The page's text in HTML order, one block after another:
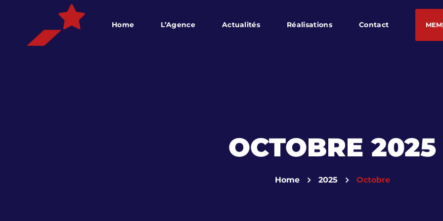
Home L’Agence Actualités Réalisations Contact
OCTOBRE 2025
Home 2025 Octobre